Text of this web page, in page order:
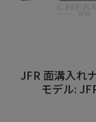
JFR 面溝入れ
モデル: